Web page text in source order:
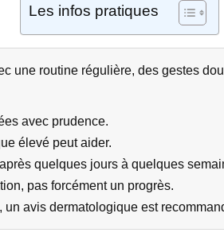
Les infos pratiques
une routine régulière, des gestes
avec prudence.
élevé peut aider.
quelques jours à quelques
pas forcément un progrès.
un avis dermatologique est